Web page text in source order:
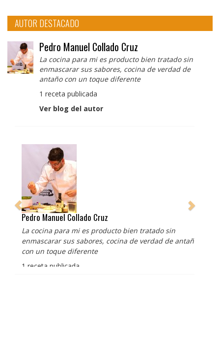
AUTOR DESTACADO
Pedro Manuel Collado Cruz
La cocina para mi es producto bien tratado sin
enmascarar sus sabores, cocina de verdad de
antaño con un toque diferente
1 receta publicada
Ver blog del autor
Pedro Manuel Collado Cruz
La cocina para mi es producto bien tratado sin
enmascarar sus sabores, cocina de verdad de antaño
con un toque diferente
1 receta publicada